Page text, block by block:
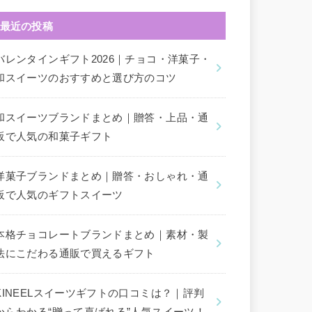
最近の投稿
レンタインギフト2026｜チョコ・洋菓子・
スイーツのおすすめと選び方のコツ
スイーツブランドまとめ｜贈答・上品・通
で人気の和菓子ギフト
菓子ブランドまとめ｜贈答・おしゃれ・通
で人気のギフトスイーツ
格チョコレートブランドまとめ｜素材・製
にこだわる通販で買えるギフト
スイーツギフトの口コミは？｜評判